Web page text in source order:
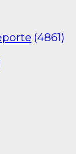
(4861)